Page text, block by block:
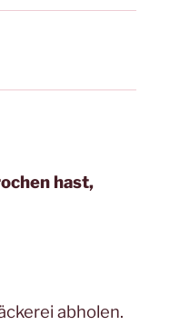
hast,
abholen.